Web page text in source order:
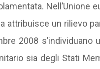
Nell’Unione
attribuisce un rilievo
2008 s’individuano
sia degli Stati